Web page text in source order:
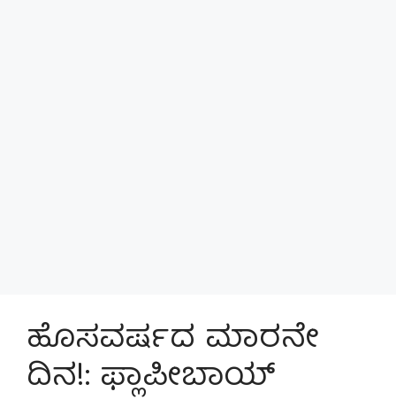
ಹೊಸವರ್ಷದ ಮಾರನೇ
ದಿನ!: ಫ್ಲಾಪೀಬಾಯ್